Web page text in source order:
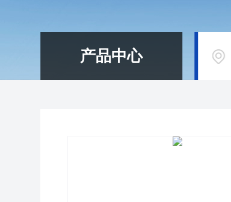
产品中心